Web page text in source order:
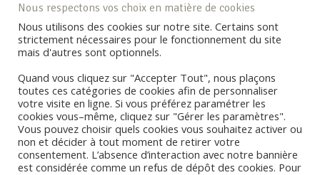
REJOIGNEZ LA COMMUNAUTÉ !
Nous respectons vos choix en matière de cookies
Nous utilisons des cookies sur notre site. Certains sont
strictement nécessaires pour le fonctionnement du site
mais d'autres sont optionnels.
Quand vous cliquez sur "Accepter Tout", nous plaçons
toutes ces catégories de cookies afin de personnaliser
votre visite en ligne. Si vous préférez paramétrer les
cookies vous–même, cliquez sur "Gérer les paramètres".
Vous pouvez choisir quels cookies vous souhaitez activer ou
non et décider à tout moment de retirer votre
consentement. L’absence d’interaction avec notre bannière
est considérée comme un refus de dépôt des cookies. Pour